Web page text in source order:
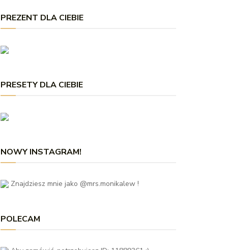
PREZENT DLA CIEBIE
PRESETY DLA CIEBIE
NOWY INSTAGRAM!
Znajdziesz mnie jako @mrs.monikalew !
POLECAM